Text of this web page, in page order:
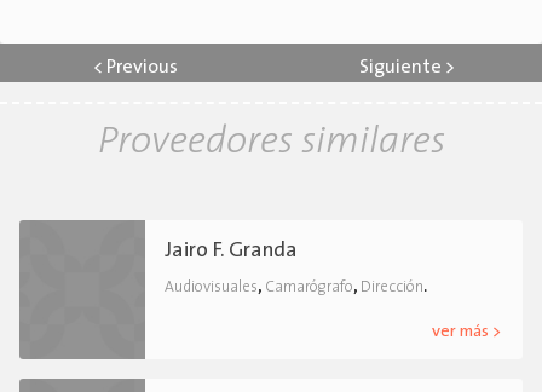
< Previous Siguiente >
Proveedores similares
Jairo F. Granda
Audiovisuales, Camarógrafo, Dirección.
ver más >